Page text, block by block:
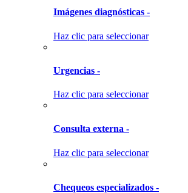
Imágenes diagnósticas -
Haz clic para seleccionar
Urgencias -
Haz clic para seleccionar
Consulta externa -
Haz clic para seleccionar
Chequeos especializados -